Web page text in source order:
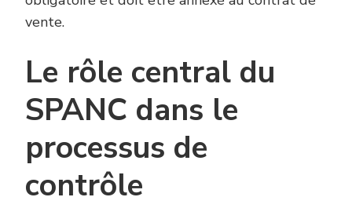
vente.
Le rôle central du
SPANC dans le
processus de
contrôle